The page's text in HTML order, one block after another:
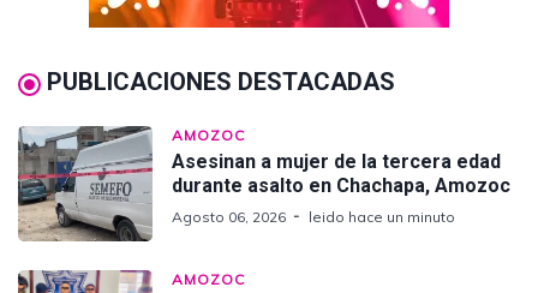
PUBLICACIONES DESTACADAS
AMOZOC
Asesinan a mujer de la tercera edad
durante asalto en Chachapa, Amozoc
Agosto 06, 2026 leido hace un minuto
AMOZOC